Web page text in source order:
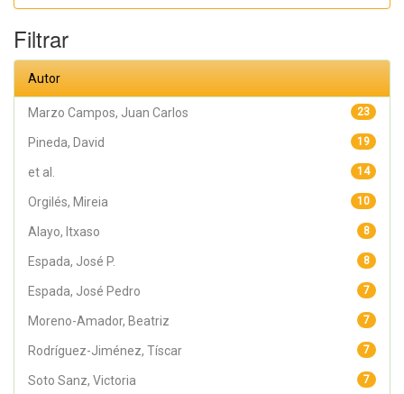
Campos,
Pineda, David
Filtrar
Autor
23
Marzo Campos, Juan Carlos
19
Pineda, David
14
et al.
10
Orgilés, Mireia
8
Alayo, Itxaso
8
Espada, José P.
7
Espada, José Pedro
7
Moreno-Amador, Beatriz
7
Rodríguez-Jiménez, Tíscar
7
Soto Sanz, Victoria